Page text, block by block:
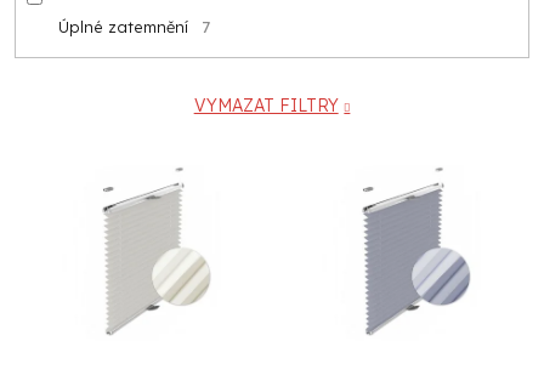
Úplné zatemnění 7
VYMAZAT FILTRY